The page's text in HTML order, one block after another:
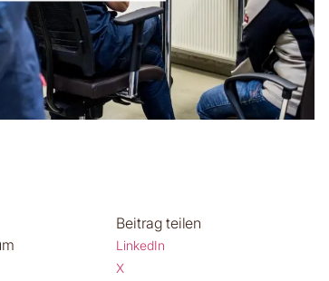
Beitrag teilen
LinkedIn
X